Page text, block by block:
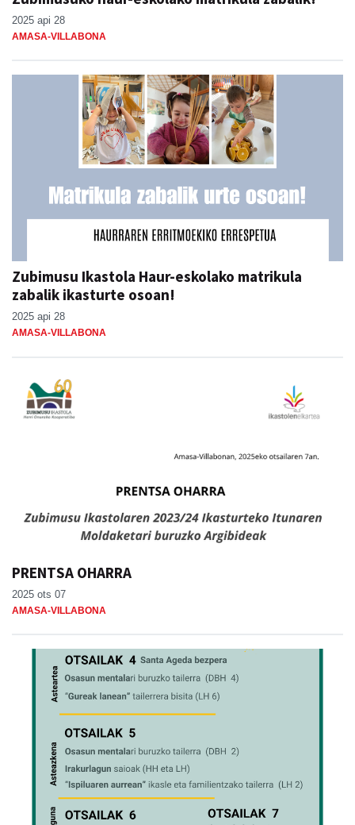
2025 api 28
AMASA-VILLABONA
Zubimusu Ikastola Haur-eskolako matrikula
zabalik ikasturte osoan!
2025 api 28
AMASA-VILLABONA
PRENTSA OHARRA
2025 ots 07
AMASA-VILLABONA